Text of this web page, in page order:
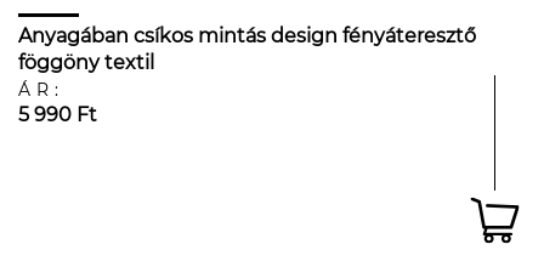
Anyagában csíkos mintás design fényáteresztő
föggöny textil
ÁR:
5 990 Ft